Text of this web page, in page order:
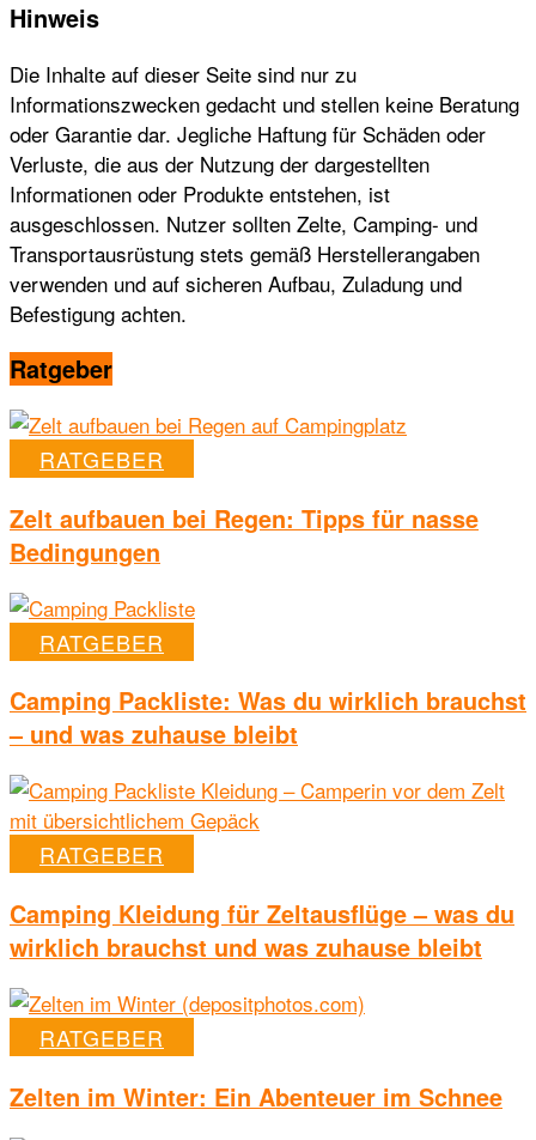
Hinweis
Die Inhalte auf dieser Seite sind nur zu
Informationszwecken gedacht und stellen keine Beratung
oder Garantie dar. Jegliche Haftung für Schäden oder
Verluste, die aus der Nutzung der dargestellten
Informationen oder Produkte entstehen, ist
ausgeschlossen. Nutzer sollten Zelte, Camping- und
Transportausrüstung stets gemäß Herstellerangaben
verwenden und auf sicheren Aufbau, Zuladung und
Befestigung achten.
Ratgeber
RATGEBER
Zelt aufbauen bei Regen: Tipps für nasse
Bedingungen
RATGEBER
Camping Packliste: Was du wirklich brauchst
– und was zuhause bleibt
RATGEBER
Camping Kleidung für Zeltausflüge – was du
wirklich brauchst und was zuhause bleibt
RATGEBER
Zelten im Winter: Ein Abenteuer im Schnee